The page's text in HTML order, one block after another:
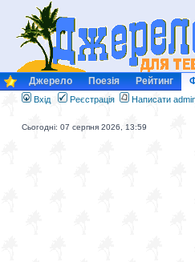
Джерело Поезія Рейтинг
Вхід Реєстрація Написати
Сьогодні: 07 серпня 2026, 13:59